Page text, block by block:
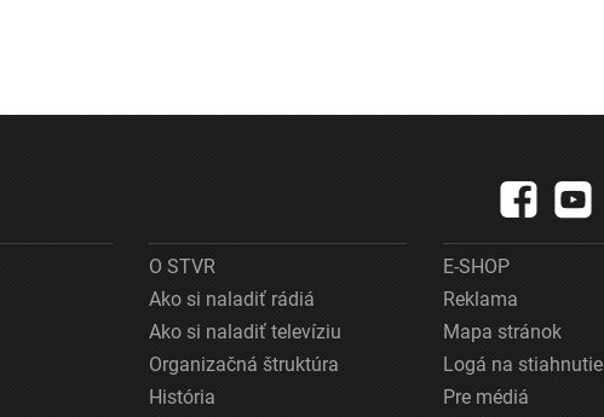
O STVR
Ako si naladiť rádiá
Ako si naladiť televíziu
Organizačná štruktúra
História
E-SHOP
Reklama
Mapa stránok
Logá na stiahnutie
Pre médiá